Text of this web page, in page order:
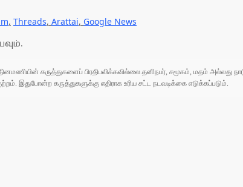
, Threads, Arattai, Google News
கருத்துகளைப் பிரதிபலிக்கவில்லை.தனிநபர், சமூகம், மதம் அல்லது
கருத்துகளுக்கு எதிராக உரிய சட்ட நடவடிக்கை எடுக்கப்படும்.